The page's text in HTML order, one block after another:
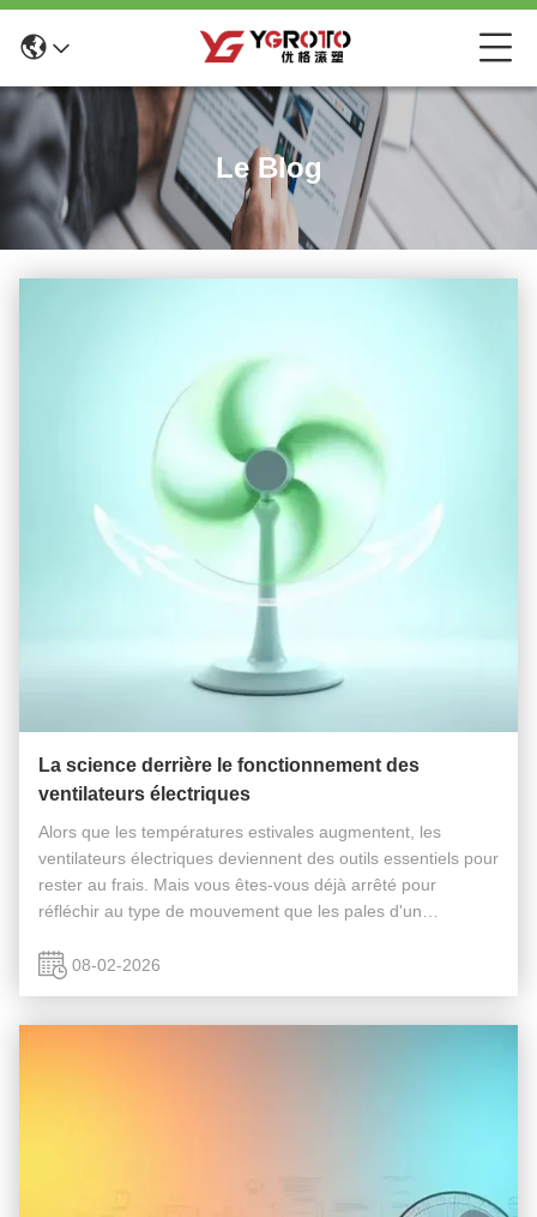
Le Blog
La science derrière le fonctionnement des
ventilateurs électriques
Alors que les températures estivales augmentent, les
ventilateurs électriques deviennent des outils essentiels pour
rester au frais. Mais vous êtes-vous déjà arrêté pour
réfléchir au type de mouvement que les pales d'un
périodique ou d'un ...
08-02-2026